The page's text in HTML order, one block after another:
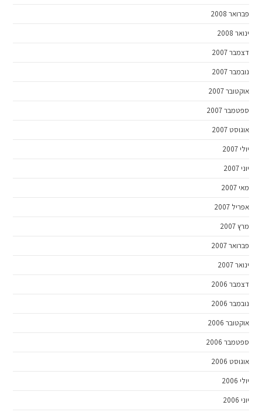
פברואר 2008
ינואר 2008
דצמבר 2007
נובמבר 2007
אוקטובר 2007
ספטמבר 2007
אוגוסט 2007
יולי 2007
יוני 2007
מאי 2007
אפריל 2007
מרץ 2007
פברואר 2007
ינואר 2007
דצמבר 2006
נובמבר 2006
אוקטובר 2006
ספטמבר 2006
אוגוסט 2006
יולי 2006
יוני 2006